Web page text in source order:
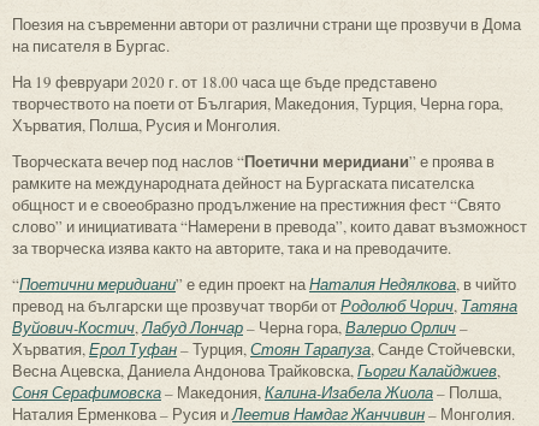
Поезия на съвременни автори от различни страни ще прозвучи в Дома
на писателя в Бургас.
На 19 февруари 2020 г. от 18.00 часа ще бъде представено
творчеството на поети от България, Македония, Турция, Черна гора,
Хърватия, Полша, Русия и Монголия.
Творческата вечер под наслов “Поетични меридиани” е проява в
рамките на международната дейност на Бургаската писателска
общност и е своеобразно продължение на престижния фест “Свято
слово” и инициативата “Намерени в превода”, които дават възможност
за творческа изява както на авторите, така и на преводачите.
“Поетични меридиани” е един проект наНаталия Недялкова, в чийто
превод на български ще прозвучат творби отРодолюб Чорич, Татяна
Вуйович-Костич,Лабуд Лончар– Черна гора,Валерио Орлич–
Хърватия,Ерол Туфан– Турция,Стоян Тарапуза, Санде Стойчевски,
Весна Ацевска, Даниела Андонова Трайковска,Гьорги Калайджиев,
Соня Серафимовска– Македония,Калина-Изабела Жиола– Полша,
Наталия Ерменкова – Русия иЛеетив Намдаг Жанчивин– Монголия.